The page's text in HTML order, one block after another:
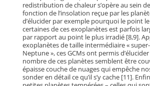
redistribution de chaleur s’opère au sein
fonction de l’insolation reçue par les
d’élucider par exemple pourquoi le point
certaines de ces exoplanètes est parfois
par rapport au point le plus irradié [8,9].
exoplanètes de taille intermédiaire «
Neptune », ces GCMs ont permis
nombre de ces planètes semblent être
épaisse couche de nuages qui empêche
sonder en détail ce qu’il s’y cache [11].